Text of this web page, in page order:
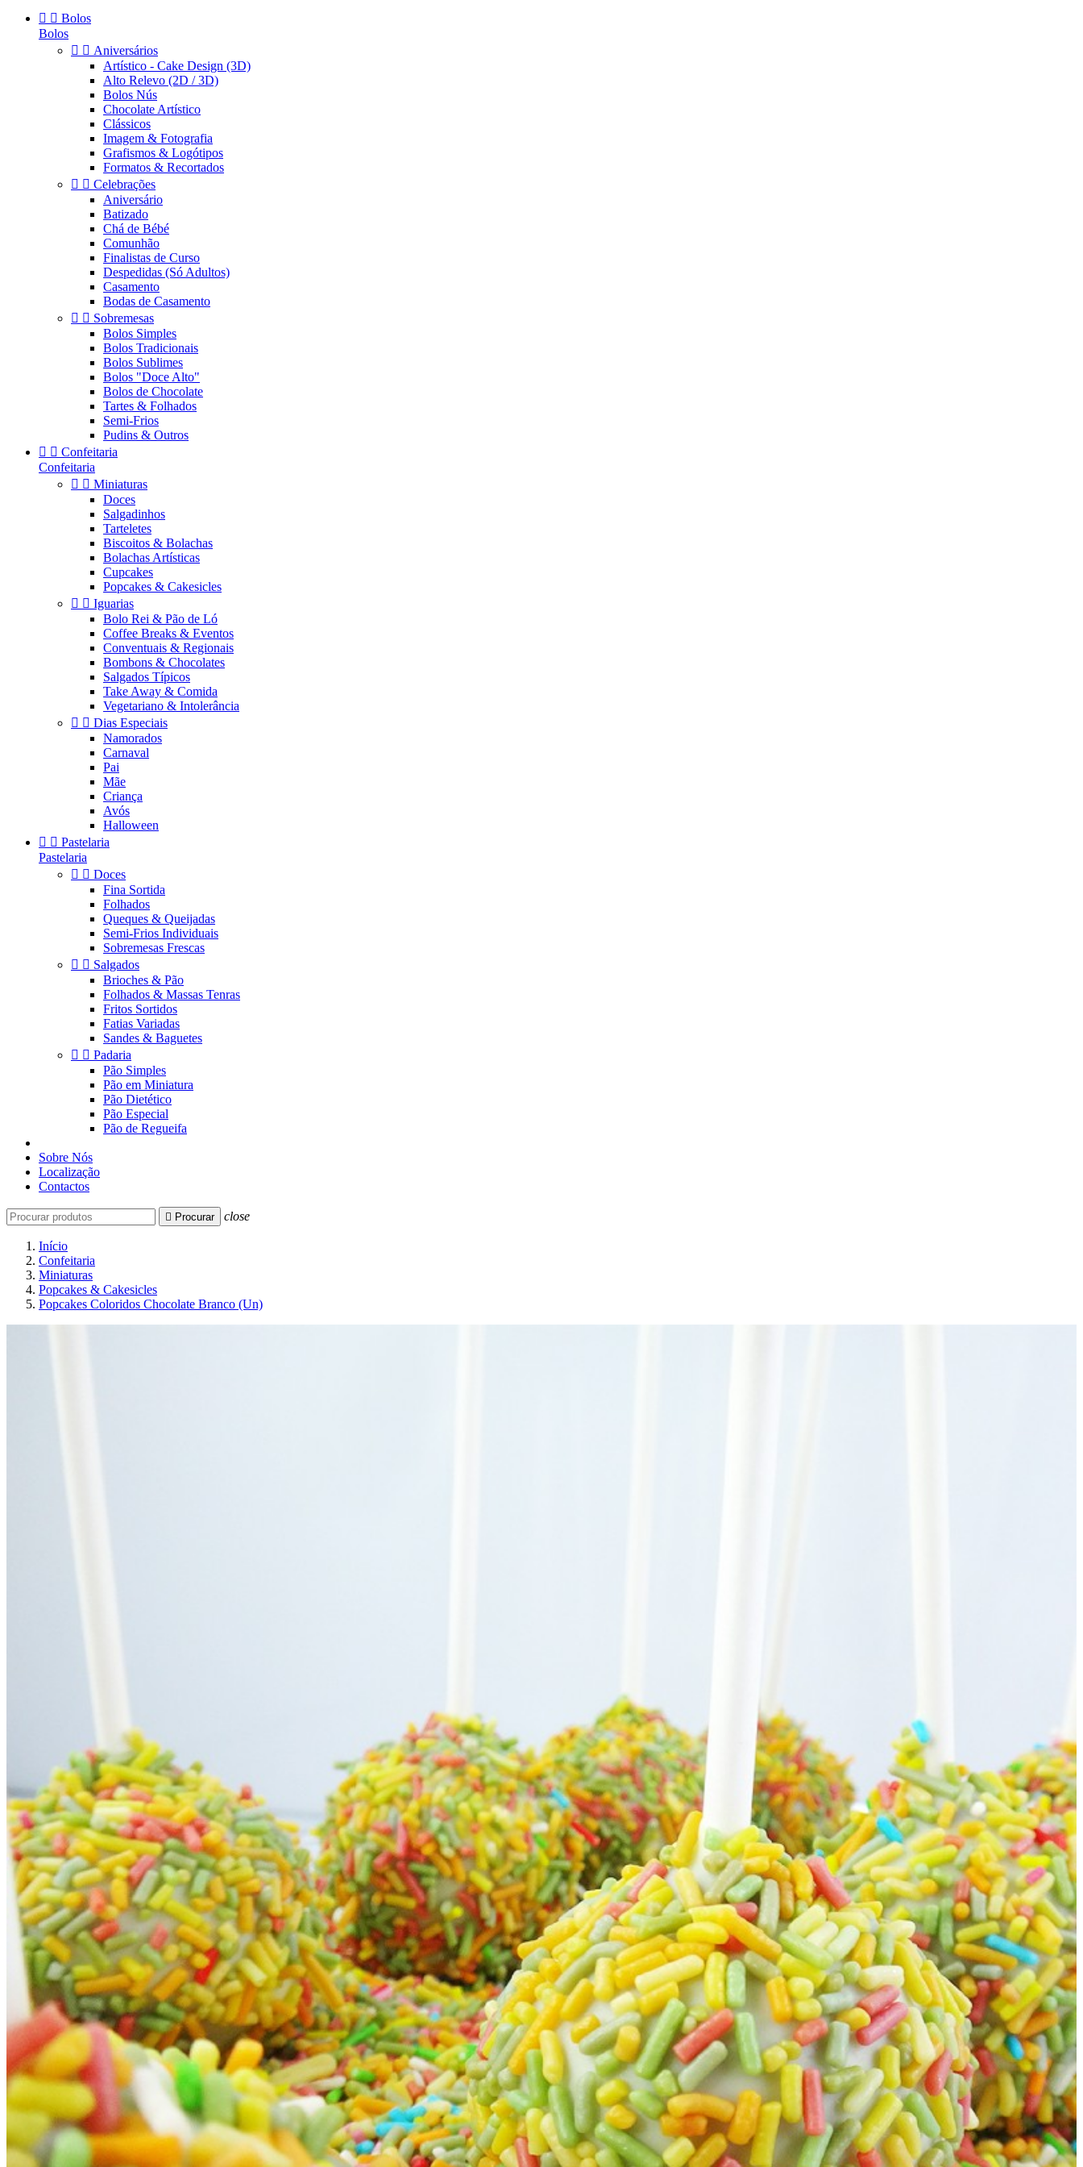
  Bolos
Bolos
  Aniversários
Artístico - Cake Design (3D)
Alto Relevo (2D / 3D)
Bolos Nús
Chocolate Artístico
Clássicos
Imagem & Fotografia
Grafismos & Logótipos
Formatos & Recortados
  Celebrações
Aniversário
Batizado
Chá de Bébé
Comunhão
Finalistas de Curso
Despedidas (Só Adultos)
Casamento
Bodas de Casamento
  Sobremesas
Bolos Simples
Bolos Tradicionais
Bolos Sublimes
Bolos "Doce Alto"
Bolos de Chocolate
Tartes & Folhados
Semi-Frios
Pudins & Outros
  Confeitaria
Confeitaria
  Miniaturas
Doces
Salgadinhos
Tarteletes
Biscoitos & Bolachas
Bolachas Artísticas
Cupcakes
Popcakes & Cakesicles
  Iguarias
Bolo Rei & Pão de Ló
Coffee Breaks & Eventos
Conventuais & Regionais
Bombons & Chocolates
Salgados Típicos
Take Away & Comida
Vegetariano & Intolerância
  Dias Especiais
Namorados
Carnaval
Pai
Mãe
Criança
Avós
Halloween
  Pastelaria
Pastelaria
  Doces
Fina Sortida
Folhados
Queques & Queijadas
Semi-Frios Individuais
Sobremesas Frescas
  Salgados
Brioches & Pão
Folhados & Massas Tenras
Fritos Sortidos
Fatias Variadas
Sandes & Baguetes
  Padaria
Pão Simples
Pão em Miniatura
Pão Dietético
Pão Especial
Pão de Regueifa
Sobre Nós
Localização
Contactos
 Procurar close
Início
Confeitaria
Miniaturas
Popcakes & Cakesicles
Popcakes Coloridos Chocolate Branco (Un)